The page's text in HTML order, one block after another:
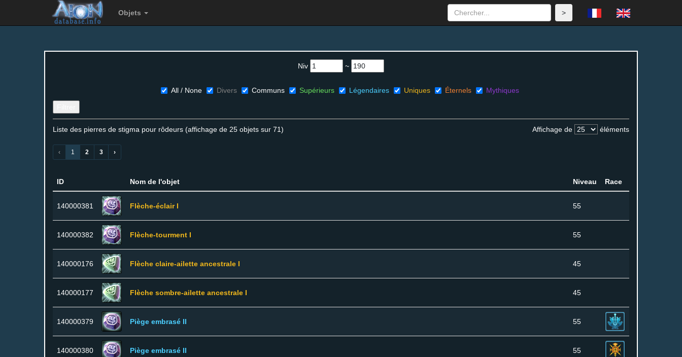
Objets
Niv ~
All / None Divers Communs Supérieurs Légendaires Uniques Éternels Mythiques
Liste des pierres de stigma pour rôdeurs (affichage de 25 objets sur 71) Affichage de éléments
‹ 1 2 3 ›
ID Nom de l'objet Niveau Race
140000381 Flèche-éclair I 55
140000382 Flèche-tourment I 55
140000176 Flèche claire-ailette ancestrale I 45
140000177 Flèche sombre-ailette ancestrale I 45
140000379 Piège embrasé II 55
140000380 Piège embrasé II 55